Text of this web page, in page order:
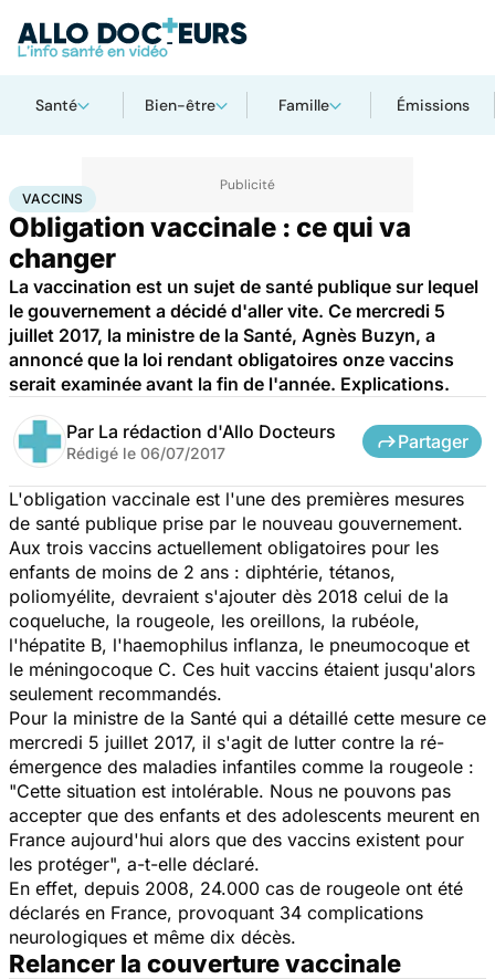
Santé Bien-être Famille Émissions
AccueilSanté Vaccins
VACCINS
Obligation vaccinale : ce qui va
changer
La vaccination est un sujet de santé publique sur lequel
le gouvernement a décidé d'aller vite. Ce mercredi 5
juillet 2017, la ministre de la Santé, Agnès Buzyn, a
annoncé que la loi rendant obligatoires onze vaccins
serait examinée avant la fin de l'année. Explications.
Par La rédaction d'Allo Docteurs
Rédigé le 06/07/2017
Partager
L'obligation vaccinale est l'une des premières mesures
de santé publique prise par le nouveau gouvernement.
Aux trois vaccins actuellement obligatoires pour les
enfants de moins de 2 ans : diphtérie, tétanos,
poliomyélite, devraient s'ajouter dès 2018 celui de la
coqueluche, la rougeole, les oreillons, la rubéole,
l'hépatite B, l'haemophilus inflanza, le pneumocoque et
le méningocoque C. Ces huit vaccins étaient jusqu'alors
seulement recommandés.
Pour la ministre de la Santé qui a détaillé cette mesure ce
mercredi 5 juillet 2017, il s'agit de lutter contre la ré-
émergence des maladies infantiles comme la rougeole :
"Cette situation est intolérable. Nous ne pouvons pas
accepter que des enfants et des adolescents meurent en
France aujourd'hui alors que des vaccins existent pour
les protéger", a-t-elle déclaré.
En effet, depuis 2008, 24.000 cas de rougeole ont été
déclarés en France, provoquant 34 complications
neurologiques et même dix décès.
Relancer la couverture vaccinale